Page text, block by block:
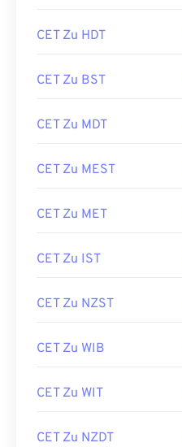
CET Zu HDT
CET Zu BST
CET Zu MDT
CET Zu MEST
CET Zu MET
CET Zu IST
CET Zu NZST
CET Zu WIB
CET Zu WIT
CET Zu NZDT